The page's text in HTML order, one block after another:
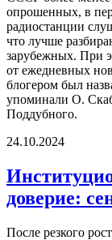
опрошенных, в
радиостанции
что лучше
зарубежных. При
от ежедневных
блогером был
упоминали О.
Поддубного.
24.10.2024
доверие:
После резкого